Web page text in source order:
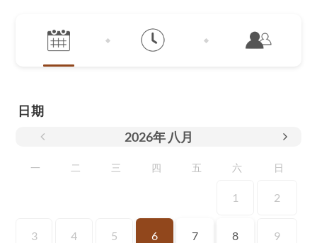
日期
2026年 八月
一 二 三 四 五 六 日
1 2
3 4 5 6 7 8 9